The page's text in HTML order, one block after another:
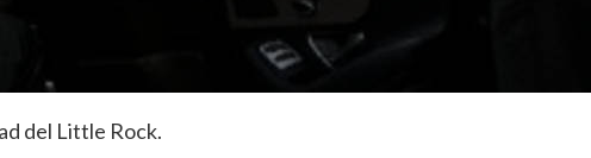
del Little Rock.